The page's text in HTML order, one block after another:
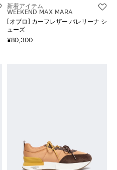
新着アイテム
WEEKEND MAX MARA
[オブロ] カーフレザー バレリーナ シ
ューズ
¥80,300